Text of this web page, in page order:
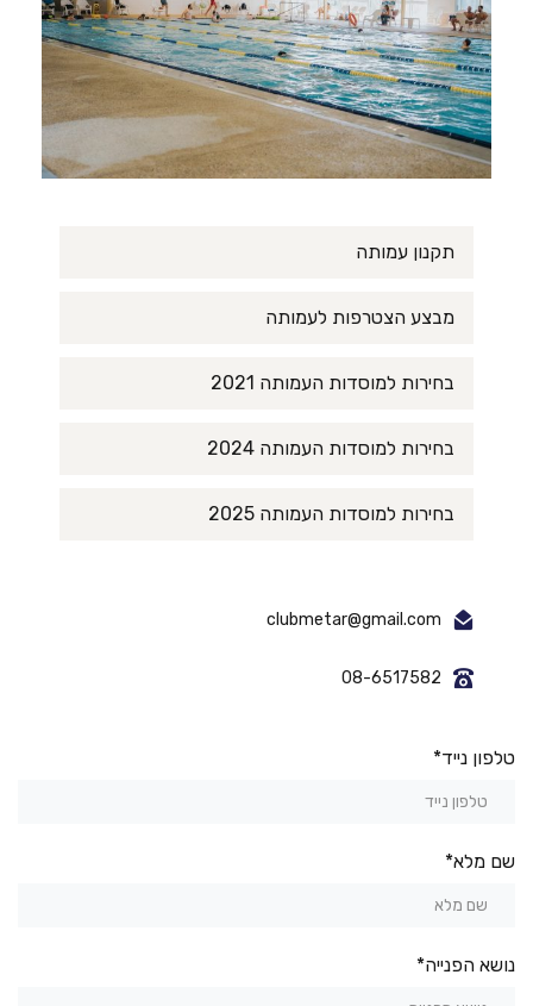
תקנון עמותה
מבצע הצטרפות לעמותה
בחירות למוסדות העמותה 2021
בחירות למוסדות העמותה 2024
בחירות למוסדות העמותה 2025
clubmetar@gmail.com
08-6517582
טלפון נייד*
שם מלא*
נושא הפנייה*